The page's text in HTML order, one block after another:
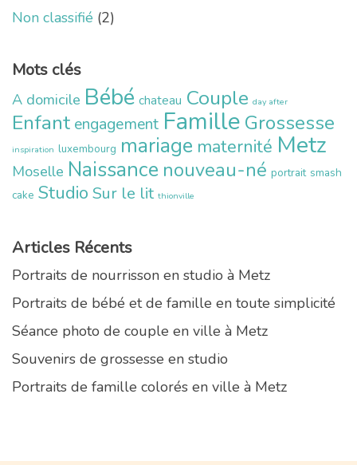
Non classifié (2)
Mots clés
A domicile Bébé chateau Couple day after
Enfant engagement Famille Grossesse
inspiration luxembourg mariage maternité Metz
Moselle Naissance nouveau-né portrait smash
cake Studio Sur le lit thionville
Articles Récents
Portraits de nourrisson en studio à Metz
Portraits de bébé et de famille en toute simplicité
Séance photo de couple en ville à Metz
Souvenirs de grossesse en studio
Portraits de famille colorés en ville à Metz